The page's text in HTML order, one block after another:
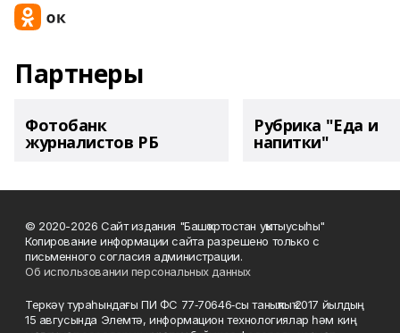
Партнеры
Фотобанк
журналистов РБ
Рубрика "Еда и
напитки"
© 2020-2026 Сайт издания "Башҡортостан уҡытыусыһы"
Копирование информации сайта разрешено только с
письменного согласия администрации.
Об использовании персональных данных
Теркәү тураһындағы ПИ ФС 77‑70646‑сы таныҡлыҡ 2017 йылдың
15 авгусында Элемтә, информацион технологиялар һәм киң